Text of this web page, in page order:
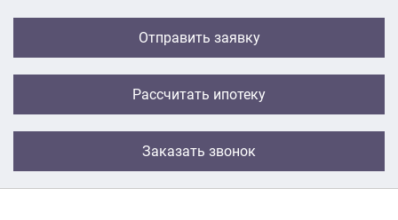
Отправить заявку
Рассчитать ипотеку
Заказать звонок